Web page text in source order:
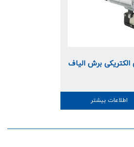
برش الیاف
اطلاعات بیشتر